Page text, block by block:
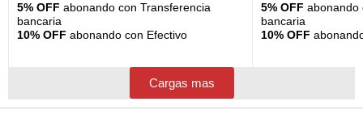
5% OFF abonando con Transferencia
bancaria
10% OFF abonando con Efectivo
5% OFF abonando
bancaria
10% OFF
Cargas mas